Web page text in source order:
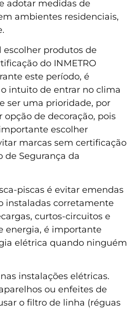
adotar medidas de
ambientes residenciais,
produtos de
do INMETRO
este período, é
intuito de entrar no clima
ser uma prioridade, por
de decoração, pois
escolher
marcas sem certificação
de Segurança da
piscas é evitar emendas
instaladas corretamente
curtos-circuitos e
energia, é importante
elétrica quando ninguém
instalações elétricas.
ou enfeites de
o filtro de linha (réguas